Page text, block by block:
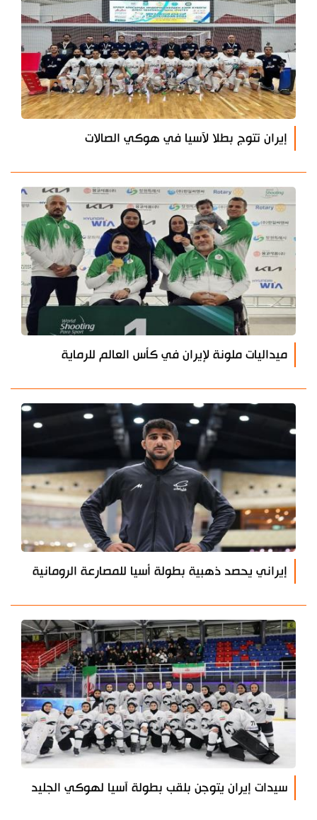
إيران تتوج بطلا لآسيا في هوكي الصالات
ميداليات ملونة لإيران في كأس العالم للرماية
إيراني يحصد ذهبية بطولة أسيا للمصارعة الرومانية
سيدات إيران يتوجن بلقب بطولة آسيا لهوكي الجليد